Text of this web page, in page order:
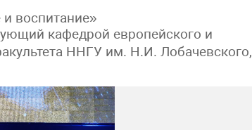
воспитание»
кафедрой европейского и
ННГУ им. Н.И. Лобачевского,